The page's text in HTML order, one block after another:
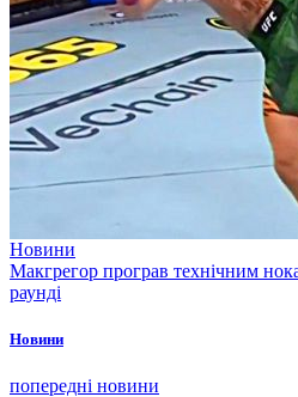
Новини
Макгрегор програв технічним
раунді
Новини
попередні новини